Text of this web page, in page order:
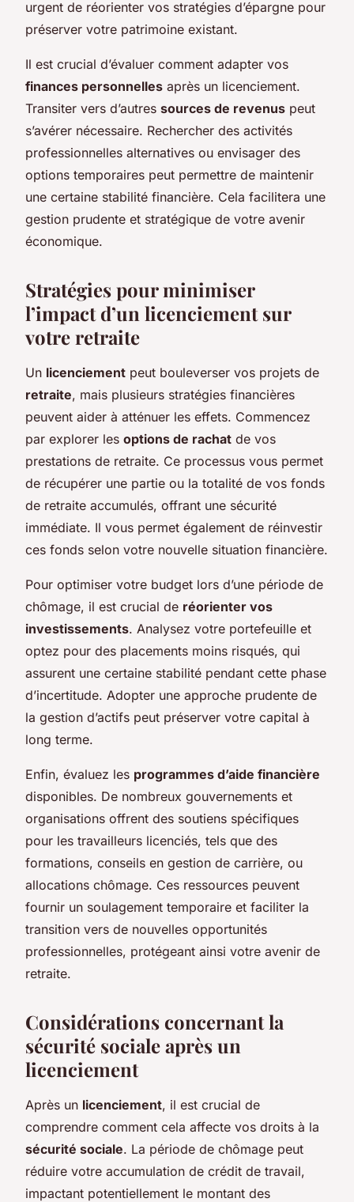
urgent de réorienter vos stratégies d’épargne pour
préserver votre patrimoine existant.
Il est crucial d’évaluer comment adapter vos
finances personnelles après un licenciement.
Transiter vers d’autres sources de revenus peut
s’avérer nécessaire. Rechercher des activités
professionnelles alternatives ou envisager des
options temporaires peut permettre de maintenir
une certaine stabilité financière. Cela facilitera une
gestion prudente et stratégique de votre avenir
économique.
Stratégies pour minimiser
l’impact d’un licenciement sur
votre retraite
Un licenciement peut bouleverser vos projets de
retraite, mais plusieurs stratégies financières
peuvent aider à atténuer les effets. Commencez
par explorer les options de rachat de vos
prestations de retraite. Ce processus vous permet
de récupérer une partie ou la totalité de vos fonds
de retraite accumulés, offrant une sécurité
immédiate. Il vous permet également de réinvestir
ces fonds selon votre nouvelle situation financière.
Pour optimiser votre budget lors d’une période de
chômage, il est crucial de réorienter vos
investissements. Analysez votre portefeuille et
optez pour des placements moins risqués, qui
assurent une certaine stabilité pendant cette phase
d’incertitude. Adopter une approche prudente de
la gestion d’actifs peut préserver votre capital à
long terme.
Enfin, évaluez les programmes d’aide financière
disponibles. De nombreux gouvernements et
organisations offrent des soutiens spécifiques
pour les travailleurs licenciés, tels que des
formations, conseils en gestion de carrière, ou
allocations chômage. Ces ressources peuvent
fournir un soulagement temporaire et faciliter la
transition vers de nouvelles opportunités
professionnelles, protégeant ainsi votre avenir de
retraite.
Considérations concernant la
sécurité sociale après un
licenciement
Après un licenciement, il est crucial de
comprendre comment cela affecte vos droits à la
sécurité sociale. La période de chômage peut
réduire votre accumulation de crédit de travail,
impactant potentiellement le montant des